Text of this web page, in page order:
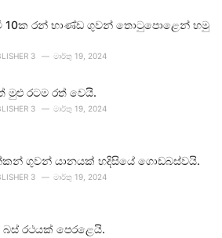
රන් භාණ්ඩ ගුවන් තොටුපොළෙන් හමු
3 මාර්තු 19, 2024
මුළු රටම රත් වෙයි.
3 මාර්තු 19, 2024
ගුවන් යානයක් හදිසියේ ගොඩබස්වයි.
3 මාර්තු 19, 2024
බස් රථයක් පෙරළෙයි.